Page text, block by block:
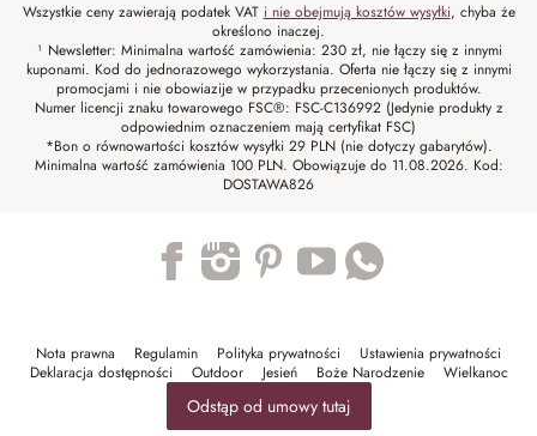
Wszystkie ceny zawierają podatek VAT i nie obejmują kosztów wysyłki, chyba że
określono inaczej.
¹ Newsletter: Minimalna wartość zamówienia: 230 zł, nie łączy się z innymi
kuponami. Kod do jednorazowego wykorzystania. Oferta nie łączy się z innymi
promocjami i nie obowiazije w przypadku przecenionych produktów.
Numer licencji znaku towarowego FSC®: FSC-C136992 (Jedynie produkty z
odpowiednim oznaczeniem mają certyfikat FSC)
*Bon o równowartości kosztów wysyłki 29 PLN (nie dotyczy gabarytów).
Minimalna wartość zamówienia 100 PLN. Obowiązuje do 11.08.2026. Kod:
DOSTAWA826
Nota prawna Regulamin Polityka prywatności
Ustawienia prywatności
Deklaracja dostępności
Outdoor Jesień Boże Narodzenie Wielkanoc
Odstąp od umowy tutaj